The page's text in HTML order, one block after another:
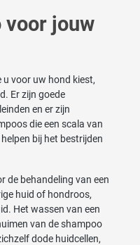
voor jouw
u voor uw hond kiest,
Er zijn goede
en er zijn
die een scala van
bij het bestrijden
de behandeling van een
huid of hondroos,
Het wassen van een
van de shampoo
dode huidcellen,